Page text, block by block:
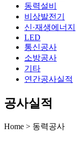
동력설비
비상발전기
신·재생에너지
LED
통신공사
소방공사
기타
연간공사실적
공사실적
Home > 동력공사